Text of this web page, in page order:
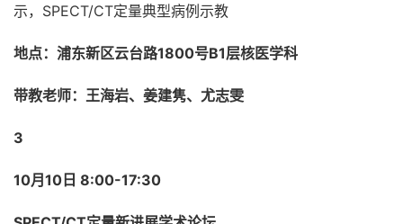
示，SPECT/CT定量典型病例示教
地点：浦东新区云台路1800号B1层核医学科
带教老师：王海岩、姜建隽、尤志雯
3
10月10日 8:00-17:30